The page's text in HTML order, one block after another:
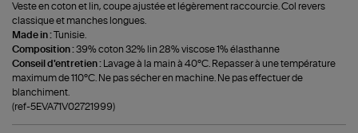
Veste en coton et lin, coupe ajustée et légèrement raccourcie. Col revers
classique et manches longues.
Made in :Tunisie.
Composition :39% coton 32% lin 28% viscose 1% élasthanne
Conseil d'entretien :
Lavage à la main à 40°C. Repasser à une température
maximum de 110°C. Ne pas sécher en machine. Ne pas effectuer de
blanchiment.
(ref-5EVA71V02721999)